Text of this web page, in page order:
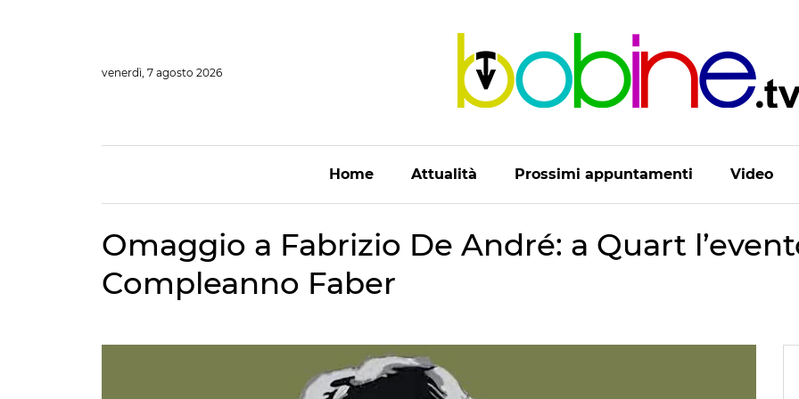
venerdì, 7 agosto 2026
Home Attualità Prossimi appuntamenti Video
Omaggio a Fabrizio De André: a Quart
Compleanno Faber